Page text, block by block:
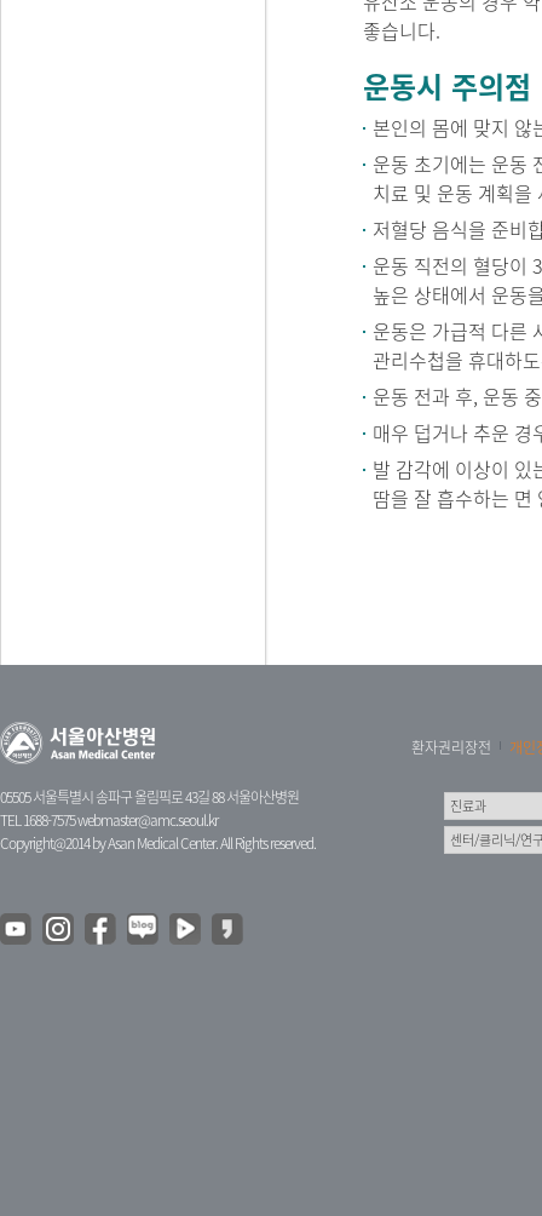
좋습니다.
운동시 주의점
본인의 몸에 맞지 않
운동 초기에는 운동
치료 및 운동 계획을
저혈당 음식을 준비
운동 직전의 혈당이
높은 상태에서 운동
운동은 가급적 다른
관리수첩을 휴대하
운동 전과 후, 운동
매우 덥거나 추운 경
발 감각에 이상이 있
땀을 잘 흡수하는 면
05505 서울특별시 송파구 올림픽로 43길 88 서울아산병원
TEL 1688-7575webmaster@amc.seoul.kr
Copyright@2014 by Asan Medical Center. All Rights reserved.
환자권리장전 개인